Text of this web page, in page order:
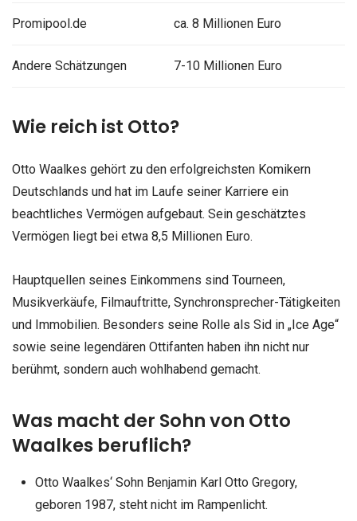
Promipool.de ca. 8 Millionen Euro
Andere Schätzungen 7-10 Millionen Euro
Wie reich ist Otto?
Otto Waalkes gehört zu den erfolgreichsten Komikern
Deutschlands und hat im Laufe seiner Karriere ein
beachtliches Vermögen aufgebaut. Sein geschätztes
Vermögen liegt bei etwa 8,5 Millionen Euro.
Hauptquellen seines Einkommens sind Tourneen,
Musikverkäufe, Filmauftritte, Synchronsprecher-Tätigkeiten
und Immobilien. Besonders seine Rolle als Sid in „Ice Age“
sowie seine legendären Ottifanten haben ihn nicht nur
berühmt, sondern auch wohlhabend gemacht.
Was macht der Sohn von Otto
Waalkes beruflich?
Otto Waalkes‘ Sohn Benjamin Karl Otto Gregory,
geboren 1987, steht nicht im Rampenlicht.